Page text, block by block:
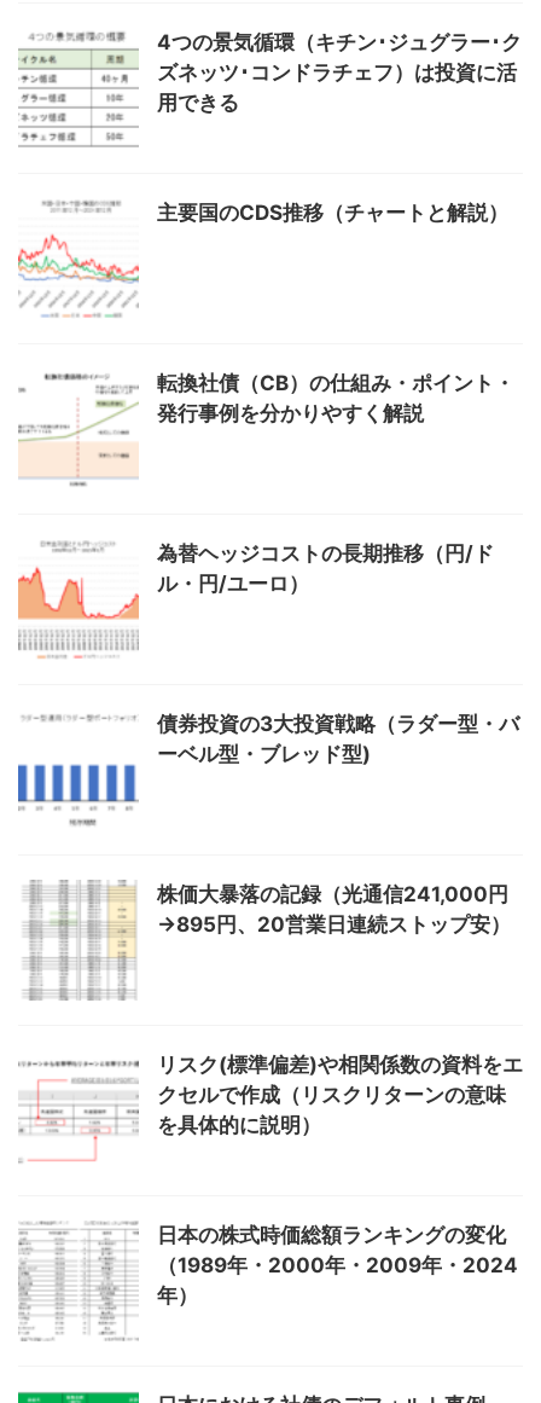
4つの景気循環（キチン･ジュグラー･ク
ズネッツ･コンドラチェフ）は投資に活
用できる
主要国のCDS推移（チャートと解説）
転換社債（CB）の仕組み・ポイント・
発行事例を分かりやすく解説
為替ヘッジコストの長期推移（円/ド
ル・円/ユーロ）
債券投資の3大投資戦略（ラダー型・バ
ーベル型・ブレッド型)
株価大暴落の記録（光通信241,000円
→895円、20営業日連続ストップ安）
リスク(標準偏差)や相関係数の資料をエ
クセルで作成（リスクリターンの意味
を具体的に説明）
日本の株式時価総額ランキングの変化
（1989年・2000年・2009年・2024
年）